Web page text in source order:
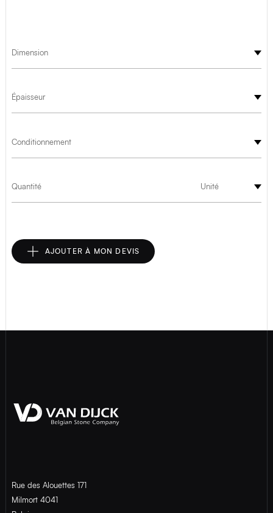
Dimension
Épaisseur
Conditionnement
Quantité Unité
AJOUTER À MON DEVIS
Rue des Alouettes 171
Milmort 4041